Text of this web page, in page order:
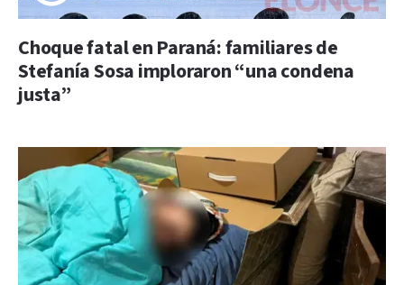
Choque fatal en Paraná: familiares de
Stefanía Sosa imploraron “una condena
justa”